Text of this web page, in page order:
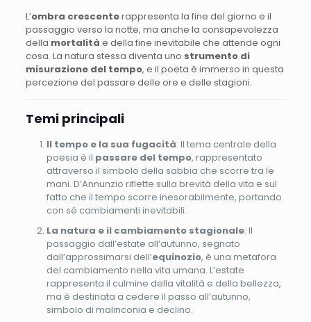
L’ombra crescenterappresenta la fine del giorno e il
passaggio verso la notte, ma anche la consapevolezza
della mortalità e della fine inevitabile che attende ogni
cosa. La natura stessa diventa uno strumento di
misurazione del tempo, e il poeta è immerso in questa
percezione del passare delle ore e delle stagioni.
Temi principali
Il tempo e la sua fugacità: Il tema centrale della
poesia è il passare del tempo, rappresentato
attraverso il simbolo della sabbia che scorre tra le
mani. D’Annunzio riflette sulla brevità della vita e sul
fatto che il tempo scorre inesorabilmente, portando
con sé cambiamenti inevitabili.
La natura e il cambiamento stagionale: Il
passaggio dall’estate all’autunno, segnato
dall’approssimarsi dell’equinozio, è una metafora
del cambiamento nella vita umana. L’estate
rappresenta il culmine della vitalità e della bellezza,
ma è destinata a cedere il passo all’autunno,
simbolo di malinconia e declino.